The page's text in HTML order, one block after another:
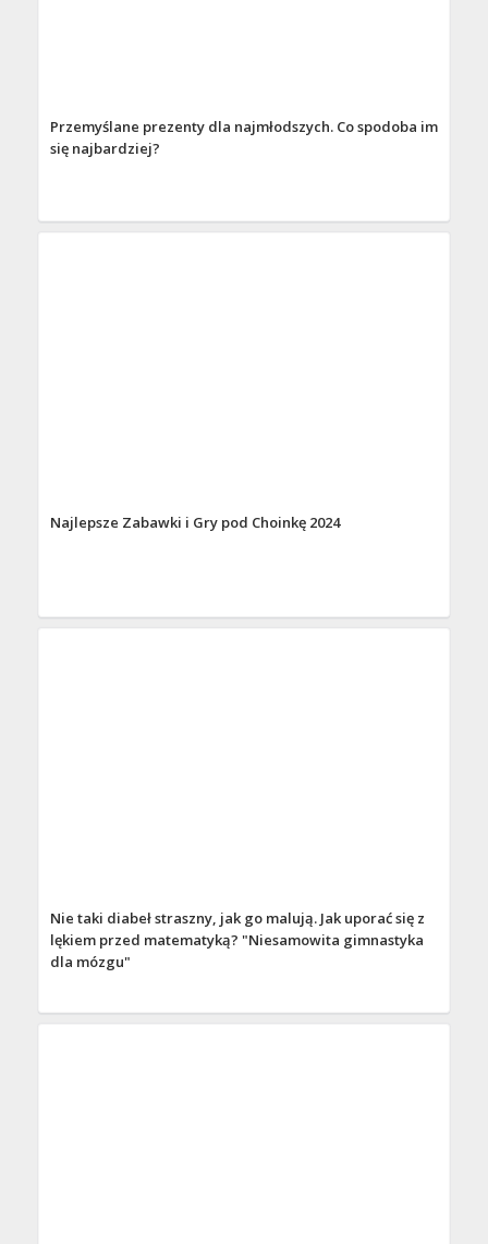
Przemyślane prezenty dla najmłodszych. Co spodoba im
się najbardziej?
Najlepsze Zabawki i Gry pod Choinkę 2024
Nie taki diabeł straszny, jak go malują. Jak uporać się z
lękiem przed matematyką? "Niesamowita gimnastyka
dla mózgu"